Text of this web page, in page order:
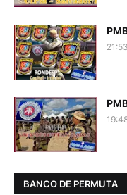
21:53
BANCO DE PERMUTA